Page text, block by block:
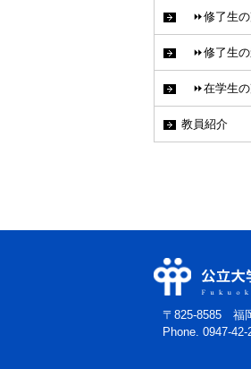
⏩修了生
⏩修了生
⏩在学生
教員紹介
〒825-8585 福
Phone. 0947-42-